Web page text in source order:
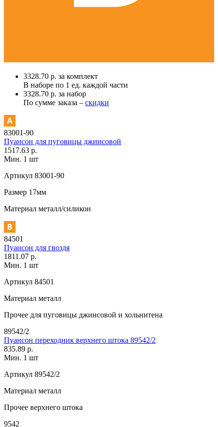
3328.70 р. за комплект
В наборе по 1 ед. каждой части
3328.70 р. за набор
По сумме заказа – скидки
83001-90
Пуансон для пуговицы джинсовой
1517.63 р.
Мин. 1 шт
Артикул 83001-90
Размер 17мм
Материал металл/силикон
84501
Пуансон для гвоздя
1811.07 р.
Мин. 1 шт
Артикул 84501
Материал металл
Прочее для пуговицы джинсовой и хольнитена
89542/2
Пуансон переходник верхнего штока 89542/2
835.89 р.
Мин. 1 шт
Артикул 89542/2
Материал металл
Прочее верхнего штока
9542